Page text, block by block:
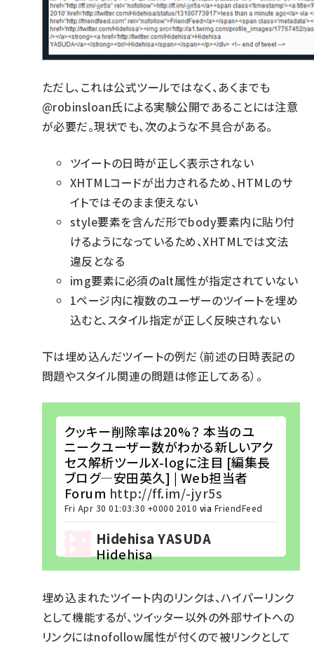
ただし、これは公式ツールではなく、あくまでも
@robinsloan氏による実験公開であることには注意
が必要だ。現状でも、次のような不具合がある。
ツイートの日時が正しく表示されない
XHTMLコードが出力されるため、HTMLのサ
イトではそのまま使えない
style要素を含んだ形でbody要素内に貼り付
けるようになっているため、XHTMLでは文法
違反となる
img要素に必須のalt属性が指定されていない
1ページ内に複数のユーザーのツイートを埋め
込むと、スタイル指定が正しく反映されない
下は埋め込んだツイートの例だ（前述の日時表記の
問題やスタイル関連の問題は修正してある）。
クッキー削除率は20%？ 本当のユ
ニークユーザー数がわかる新しいアク
セス解析ツールX-logに注目 [編集長
ブログ―安田英久] | Web担当者
Forum http://ff.im/-jyr5s
Fri Apr 30 01:03:30 +0000 2010 via FriendFeed
Hidehisa YASUDA
Hidehisa
埋め込まれたツイート内のリンクは、ハイパーリンク
として機能するが、ツイッター以外の外部サイトへの
リンクにはnofollow属性が付くので被リンクとして